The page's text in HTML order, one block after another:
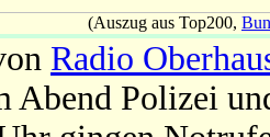
(Auszug aus Top200,
Radio
Abend Polizei